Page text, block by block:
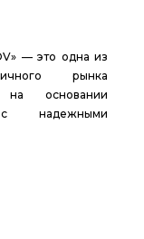
— это одна из
рынка
основании
с надежными